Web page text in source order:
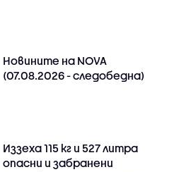
Новините на NOVA
(07.08.2026 - следобедна)
Иззеха 115 кг и 527 литра
опасни и забранени